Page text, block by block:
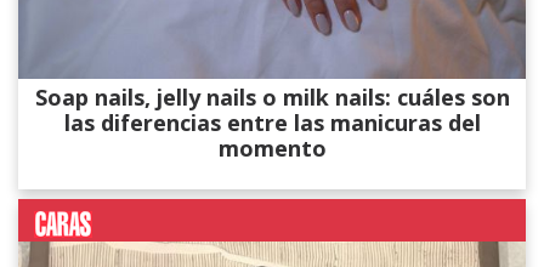
Soap nails, jelly nails o milk nails: cuáles son
las diferencias entre las manicuras del
momento